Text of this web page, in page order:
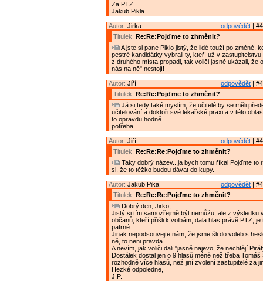
Za PTZ
Jakub Pikla
odpovědět |
Autor: Jirka
Titulek: Re:Re:Pojďme to zhměnit?
A jste si pane Piklo jistý, že lidé touží po změně,
pestré kandidátky vybrali ty, kteří už v zastupitelstvu
z druhého místa propadl, tak voliči jasně ukázali, že
nás na ně" nestojí!
odpovědět |
Autor: Jiří
Titulek: Re:Re:Pojďme to zhměnit?
Já si tedy také myslím, že učitelé by se měli
učitelování a doktoři své lékařské praxi a v této
to opravdu hodně
potřeba.
odpovědět |
Autor: Jiří
Titulek: Re:Re:Re:Pojďme to zhměnit?
Taky dobrý název...ja bych tomu říkal Pojďme to
si, že to těžko budou dávat do kupy.
odpovědět |
Autor: Jakub Pika
Titulek: Re:Re:Re:Pojďme to zhměnit?
Dobrý den, Jirko,
Jistý si tím samozřejmě být nemůžu, ale z výsledku
občanů, kteří přišli k volbám, dala hlas právě PTZ,
patrné.
Jinak nepodsouvejte nám, že jsme šli do voleb s
ně, to neni pravda.
A nevím, jak voliči dali "jasně najevo, že nechtějí
Dostálek dostal jen o 9 hlasů méně než třeba Tomáš
rozhodně více hlasů, než jiní zvolení zastupitelé za
Hezké odpoledne,
J.P.